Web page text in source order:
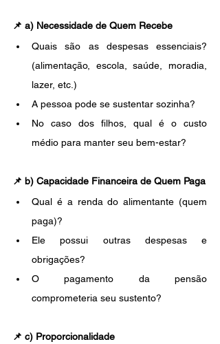
📌 a) Necessidade de Quem Recebe
Quais são as despesas essenciais?
(alimentação, escola, saúde, moradia,
lazer, etc.)
A pessoa pode se sustentar sozinha?
No caso dos filhos, qual é o custo
médio para manter seu bem-estar?
📌 b) Capacidade Financeira de Quem Paga
Qual é a renda do alimentante (quem
paga)?
Ele possui outras despesas e
obrigações?
O pagamento da pensão
comprometeria seu sustento?
📌 c) Proporcionalidade